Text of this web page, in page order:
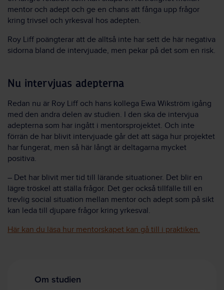
mentor och adept och ge en chans att fånga upp frågor
kring trivsel och yrkesval hos adepten.
Roy Liff poängterar att de alltså inte har sett de här negativa
sidorna bland de intervjuade, men pekar på det som en risk.
Nu intervjuas adepterna
Redan nu är Roy Liff och hans kollega Ewa Wikström igång
med den andra delen av studien. I den ska de intervjua
adepterna som har ingått i mentorsprojektet. Och inte
förrän de har blivit intervjuade går det att säga hur projektet
har fungerat, men så här långt är deltagarna mycket
positiva.
– Det har blivit mer tid till lärande situationer. Det blir en
lägre tröskel att ställa frågor. Det ger också tillfälle till en
trevlig social situation mellan mentor och adept som på sikt
kan leda till djupare frågor kring yrkesval.
Här kan du läsa hur mentorskapet kan gå till i praktiken.
Om studien